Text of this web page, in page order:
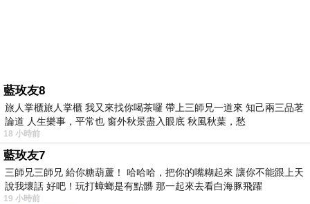
藍玫友8
旅人掌櫃旅人掌櫃 我又來找你喝茶囉 帶上三師兄一道來 知己兩三品茗
論道 人生樂事，平常也 窗外秋景盡入眼底 秋風秋葉，愁
18 小時前
藍玫友7
三師兄三師兄 給你糖葫蘆！ 哈哈哈，把你的嘴糊起來 讓你不能跟上天
說我壞話 好吧！玩打蟑螂是有點髒 那一起來去看白海豚飛躍
19 小時前